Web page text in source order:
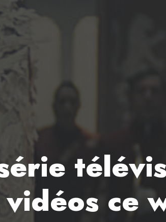
ce